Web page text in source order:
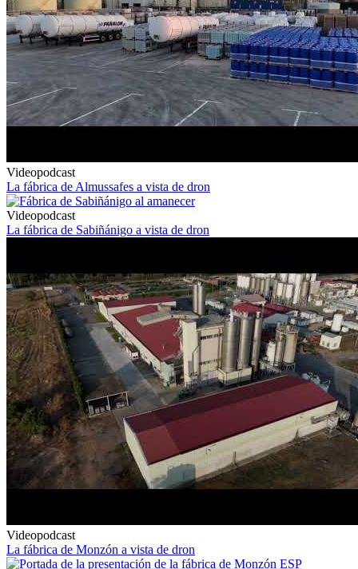
Videopodcast
La fábrica de Almussafes a vista de dron
Videopodcast
La fábrica de Sabiñánigo a vista de dron
Videopodcast
La fábrica de Monzón a vista de dron